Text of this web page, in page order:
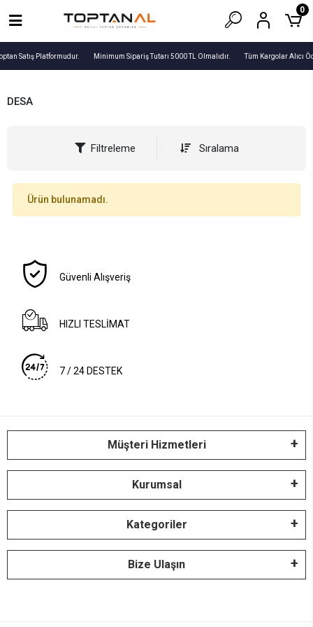
Satış Platformudur. Minimum Sipariş Tutarı 5000 TL Olmalıdır. Tüm Kargolar Alıcı
0
DESA
Filtreleme Sıralama
Ürün bulunamadı.
Güvenli Alışveriş
HIZLI TESLİMAT
7 / 24 DESTEK
Müşteri Hizmetleri
Kurumsal
Kategoriler
Bize Ulaşın